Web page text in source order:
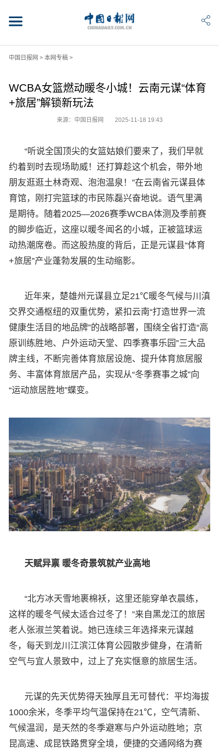
中国日报网 > 本网专稿>
WCBA女篮燃动暖冬小城！云南元谋“体育
+旅居”解锁新玩法
来源：中国日报网 2025-11-18 19:43
“听说全国顶尖的女篮姑娘们要来了，我们早就
约着到时去现场助威！还打算趁这个机会，带外地
朋友逛逛土林奇观、泡泡温泉！”在云南省元谋县体
育馆，刚打完篮球的市民陈磊兴奋地说。语气里满
是期待。随着2025—2026赛季WCBA体测及季前赛
的脚步临近，这座以暖冬闻名的小城，正被篮球运
动热潮席卷。而这股热度的背后，正是元谋县“体育
+旅居”产业蓬勃发展的生动缩影。
近年来，楚雄州元谋县立足21℃暖冬气候与川滇
交界交通枢纽的双重优势，紧扣云南“打造世界一流
健康生活目的地品牌”的战略部署，围绕全省打造“高
原训练胜地、户外运动天堂、四季赛事乐园”三大品
牌主线，不断完善体育旅居设施、提升体育旅居服
务、丰富体育旅居产品，实现从“冬季赛事之城”向
“运动旅居胜地”蝶变。
天赋异禀 暖冬奇景筑就产业高地
“北方冰天雪地裹棉袄，这里还能穿单衣晨练，
这样的暖冬气候太适合过冬了！”来自黑龙江的旅居
老人张淑兰笑着说。她已连续三年选择来元谋越
冬，每天到龙川江滨江体育公园散步健身，在清新
空气与宜人景致中，过上了充实惬意的旅居生活。
元谋的先天优势得天独厚且无可替代：平均海拔
1000余米，冬季平均气温保持在21℃，空气清新、
气候温润，是天然的冬季避寒与户外运动胜地；京
昆高速、成昆铁路贯穿全境，便捷的交通网络为赛